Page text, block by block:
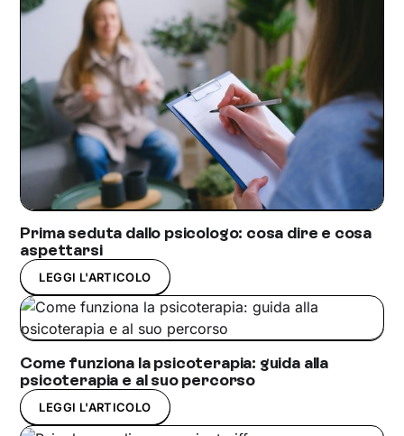
Prima seduta dallo psicologo: cosa dire e cosa
aspettarsi
LEGGI L'ARTICOLO
Come funziona la psicoterapia: guida alla
psicoterapia e al suo percorso
LEGGI L'ARTICOLO